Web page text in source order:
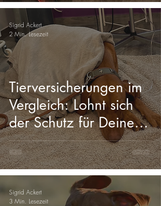
Tierversicherungen im
Vergleich: Lohnt sich
der Schutz für Deinen
Liebling?
Sigrid Ackert
2 Min. Lesezeit
Sigrid Ackert
3 Min. Lesezeit